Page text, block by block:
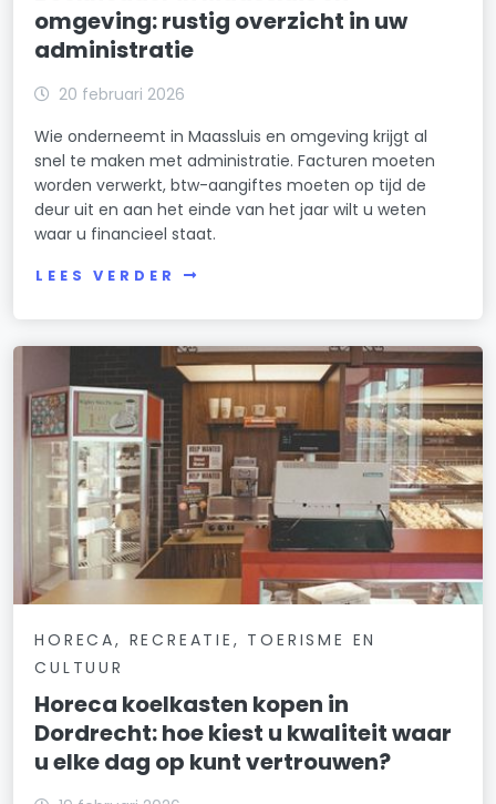
omgeving: rustig overzicht in uw
administratie
20 februari 2026
Wie onderneemt in Maassluis en omgeving krijgt al
snel te maken met administratie. Facturen moeten
worden verwerkt, btw-aangiftes moeten op tijd de
deur uit en aan het einde van het jaar wilt u weten
waar u financieel staat.
LEES VERDER
HORECA, RECREATIE, TOERISME EN
CULTUUR
Horeca koelkasten kopen in
Dordrecht: hoe kiest u kwaliteit waar
u elke dag op kunt vertrouwen?